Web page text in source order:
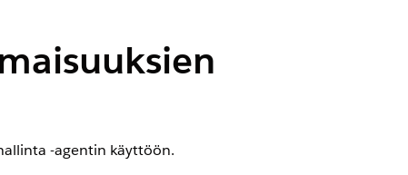
-agentin käyttöön.